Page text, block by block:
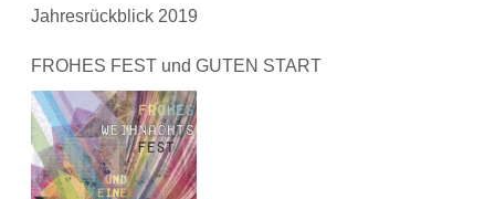
Jahresrückblick 2019
FROHES FEST und GUTEN START